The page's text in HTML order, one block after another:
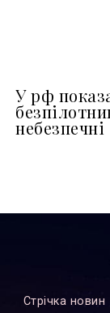
У рф
небезпечні
Стрiчка новин